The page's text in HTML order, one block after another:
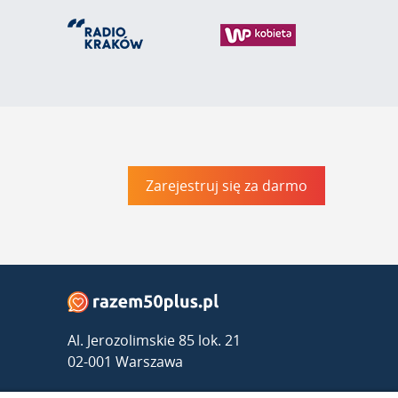
Zarejestruj się za darmo
Al. Jerozolimskie 85 lok. 21
02-001 Warszawa